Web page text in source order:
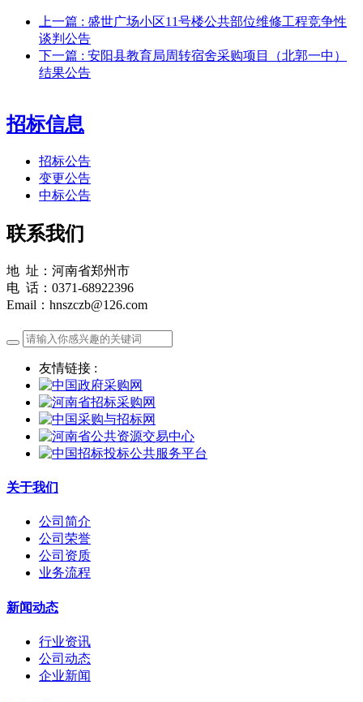
上一篇 : 盛世广场小区11号楼公共部位维修工程竞争性
谈判公告
下一篇 : 安阳县教育局周转宿舍采购项目（北郭一中）
结果公告
招标信息
招标公告
变更公告
中标公告
联系我们
地 址：河南省郑州市
电 话：0371-68922396
Email：hnszczb@126.com
友情链接 :
关于我们
公司简介
公司荣誉
公司资质
业务流程
新闻动态
行业资讯
公司动态
企业新闻